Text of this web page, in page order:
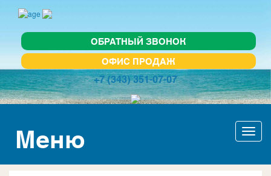
ОБРАТНЫЙ ЗВОНОК
ОФИС ПРОДАЖ
+7 (343) 351-07-07
Меню